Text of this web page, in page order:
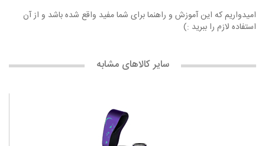
امیدواریم که این آموزش و راهنما برای شما مفید واقع شده باشد و از آن
استفاده لازم را ببرید :)
سایر کالاهای مشابه